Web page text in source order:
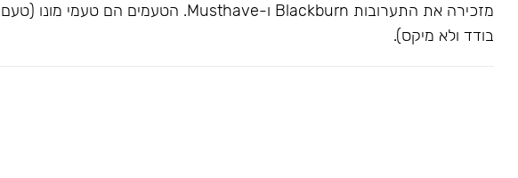
מזכירה את התערובות Blackburn ו-Musthave. הטעמים הם טעמי מונו (טעם
בודד ולא מיקס).